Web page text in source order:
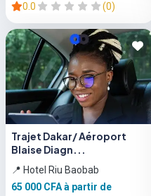
0.0
(0)
Trajet Dakar/ Aéroport
Blaise Diagn...
📍 Hotel Riu Baobab
65 000 CFAà partir de